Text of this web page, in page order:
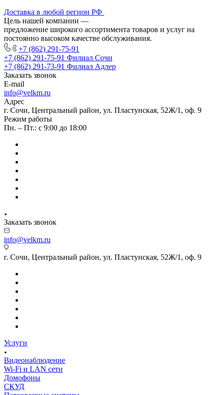
Доставка в любой регион РФ
Цель нашей компании —
предложение широкого ассортимента товаров и услуг на
постоянно высоком качестве обслуживания.
+7 (862) 291-75-91
+7 (862) 291-75-91 Филиал Сочи
+7 (862) 291-73-91 Филиал Адлер
Заказать звонок
E-mail
info@velkm.ru
Адрес
г. Сочи, Центральный район, ул. Пластунская, 52Ж/1, оф. 9
Режим работы
Пн. – Пт.: с 9:00 до 18:00
Заказать звонок
info@velkm.ru
г. Сочи, Центральный район, ул. Пластунская, 52Ж/1, оф. 9
Услуги
Видеонаблюдение
Wi-Fi и LAN сети
Домофоны
СКУД